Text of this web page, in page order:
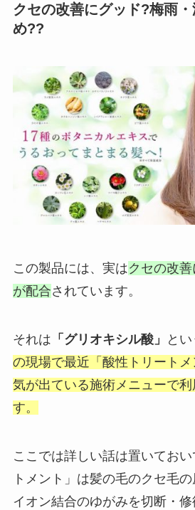
クセの改善にグッド?梅雨
め??
この製品には、実はクセの改
が配合されています。
それは 「グリオキシル酸」 とい
の現場で最近「酸性トリート
気が出ている施術メニューで
す。
ここでは詳しい話は置いてお
トメント」は髪の毛のクセ毛
イオン結合のゆがみを切断・